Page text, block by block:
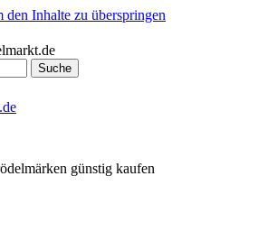
den Inhalte zu überspringen
günstig kaufen